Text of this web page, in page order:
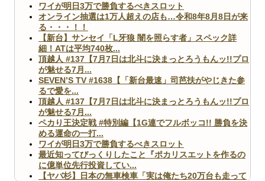
ワイが明日3万で勝負するべきスロット
オンライン抽選は1万人超えの店も…令和8年8月8日が来
る・・・！！
【新台】サンセイ「L牙狼 闇を照らす者」スペック詳
細！ATは平均740枚...
頂越人 #137【7月7日は北斗に決まっとろうもんッ!!プロ
が魅せる7月...
SEVEN’S TV #1638【「新台最速」司芭扶がやじきた参
るで愛を...
頂越人 #137【7月7日は北斗に決まっとろうもんッ!!プロ
が魅せる7月...
ペカり王決定戦 #特別編【1G連でフルボッコ!! 勝負を決
める運命の一打...
ワイが明日3万で勝負するべきスロット
最近知ってびっくりしたこと『ポカリスエットを作るの
に億単位先行投資してい...
【ヤバ杉】日本の無車検車「実は俺たち20万台も走って